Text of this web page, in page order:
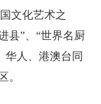
文化艺术之
县”、“世界名厨
华人、港澳台同
。